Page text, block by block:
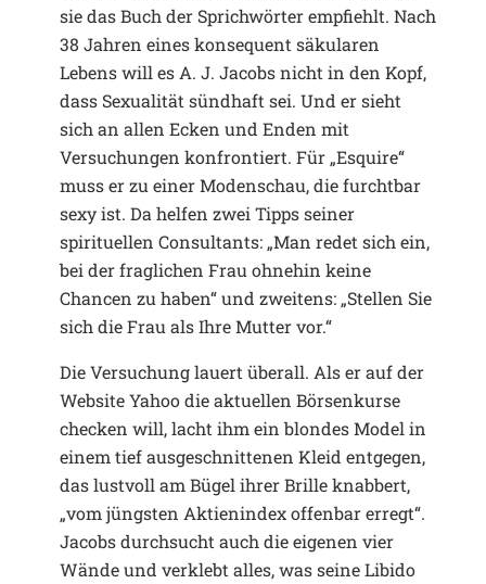
sie das Buch der Sprichwörter empfiehlt. Nach
38 Jahren eines konsequent säkularen
Lebens will es A. J. Jacobs nicht in den Kopf,
dass Sexualität sündhaft sei. Und er sieht
sich an allen Ecken und Enden mit
Versuchungen konfrontiert. Für „Esquire“
muss er zu einer Modenschau, die furchtbar
sexy ist. Da helfen zwei Tipps seiner
spirituellen Consultants: „Man redet sich ein,
bei der fraglichen Frau ohnehin keine
Chancen zu haben“ und zweitens: „Stellen Sie
sich die Frau als Ihre Mutter vor.“
Die Versuchung lauert überall. Als er auf der
Website Yahoo die aktuellen Börsenkurse
checken will, lacht ihm ein blondes Model in
einem tief ausgeschnittenen Kleid entgegen,
das lustvoll am Bügel ihrer Brille knabbert,
„vom jüngsten Aktienindex offenbar erregt“.
Jacobs durchsucht auch die eigenen vier
Wände und verklebt alles, was seine Libido